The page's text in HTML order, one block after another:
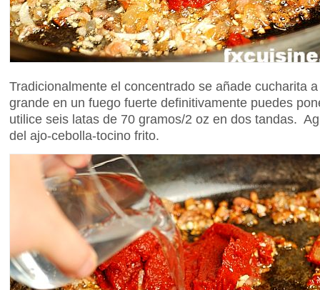
Tradicionalmente el concentrado se añade cucharita
grande en un fuego fuerte definitivamente puedes
utilice seis latas de 70 gramos/2 oz en dos tandas.
del ajo-cebolla-tocino frito.